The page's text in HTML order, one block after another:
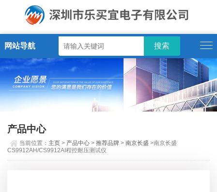
网站导航
产品中心
当前位置： 主页 > 产品中心 >推荐品牌 >南京长盛 >南京长盛
CS9912AH/CS9912AI程控耐压测试仪